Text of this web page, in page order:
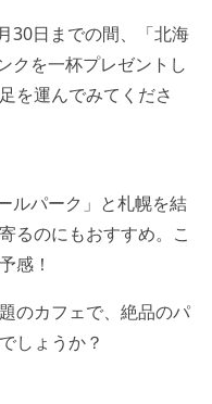
30日までの間、「北海
クを一杯プレゼントし
を運んでみてくださ
ルパーク」と札幌を結
るのにもおすすめ。こ
感！
のカフェで、絶品のパ
しょうか？